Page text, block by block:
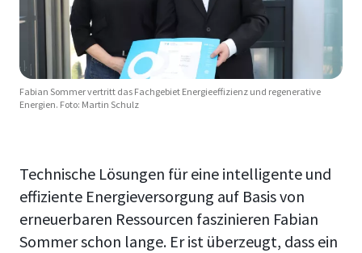
Fabian Sommer vertritt das Fachgebiet Energieeffizienz und regenerative
Energien. Foto: Martin Schulz
Technische Lösungen für eine intelligente und
effiziente Energieversorgung auf Basis von
erneuerbaren Ressourcen faszinieren Fabian
Sommer schon lange. Er ist überzeugt, dass ein